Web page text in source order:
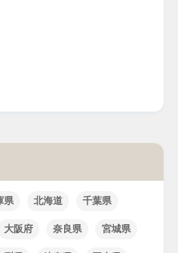
県 北海道 千葉県
大阪府 奈良県 宮城県